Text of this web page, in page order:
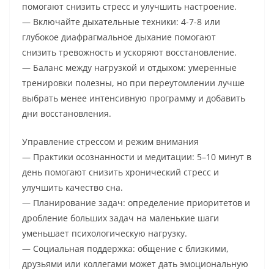
помогают снизить стресс и улучшить настроение.
— Включайте дыхательные техники: 4-7-8 или
глубокое диафрагмальное дыхание помогают
снизить тревожность и ускоряют восстановление.
— Баланс между нагрузкой и отдыхом: умеренные
тренировки полезны, но при переутомлении лучше
выбрать менее интенсивную программу и добавить
дни восстановления.
Управление стрессом и режим внимания
— Практики осознанности и медитации: 5–10 минут в
день помогают снизить хронический стресс и
улучшить качество сна.
— Планирование задач: определение приоритетов и
дробление больших задач на маленькие шаги
уменьшает психологическую нагрузку.
— Социальная поддержка: общение с близкими,
друзьями или коллегами может дать эмоциональную